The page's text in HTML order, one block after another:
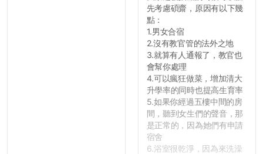
先考慮碩齋，原因有以下幾
點：
1.男女合宿
2.沒有教官管的法外之地
3.就算有人通報了，教官也
會幫你處理
4.可以瘋狂做菜，增加清大
升學率的同時也提高生育率
5.如果你經過五樓中間的房
間，聽到女生們的聲音，那
是正常的，因為她們有申請
宿舍
6.浴室很乾淨，因為來洗澡